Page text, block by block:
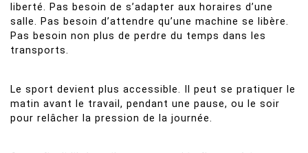
liberté. Pas besoin de s’adapter aux horaires d’une
salle. Pas besoin d’attendre qu’une machine se libère.
Pas besoin non plus de perdre du temps dans les
transports.
Le sport devient plus accessible. Il peut se pratiquer le
matin avant le travail, pendant une pause, ou le soir
pour relâcher la pression de la journée.